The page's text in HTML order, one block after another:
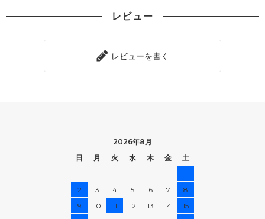
レビュー
レビューを書く
2026年8月
日
月 火 水 木 金
土
1
2
3 4 5 6 7
8
9
10 11 12 13 14
15